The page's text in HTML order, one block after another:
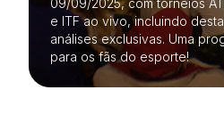
09/09/2025, com torneios
e ITF ao vivo, incluindo
análises exclusivas. Uma
para os fãs do esporte!